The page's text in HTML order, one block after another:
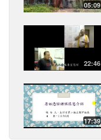
05:09
22:46
17:39